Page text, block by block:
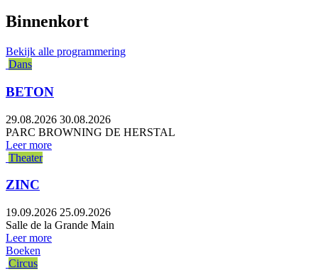
Binnenkort
Bekijk alle programmering
Dans
BETON
29.08.2026 30.08.2026
PARC BROWNING DE HERSTAL
Leer more
Theater
ZINC
19.09.2026 25.09.2026
Salle de la Grande Main
Leer more
Boeken
Circus